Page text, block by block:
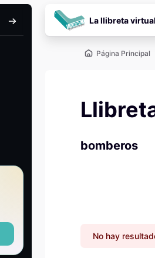
Buscar
La llibreta virtual
Página Principal
bomberos
No hay